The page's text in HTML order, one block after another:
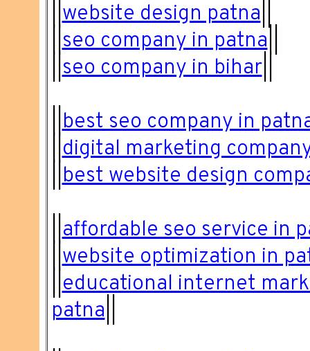
||website design patna||
||seo company in patna||
||seo company in bihar||
||best seo company in
||digital marketing
||best website design
||affordable seo service in
||website optimization in
||educational internet
patna||